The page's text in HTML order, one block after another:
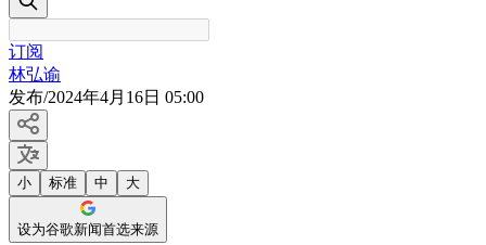
订阅
林弘谕
发布/2024年4月16日 05:00
小 标准 中 大
设为谷歌新闻首选来源